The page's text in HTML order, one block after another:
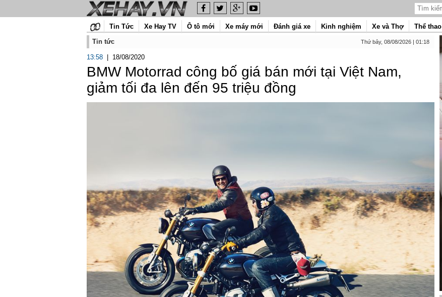
Tin Tức Xe Hay TV Ô tô mới Xe máy mới Đánh giá xe Kinh nghiệm Xe và Thợ Thể thao
Tin tức
Thứ bảy, 08/08/2026 | 01:18
13:58 18/08/2020
BMW Motorrad công bố giá bán mới tại Việt Nam,
giảm tối đa lên đến 95 triệu đồng